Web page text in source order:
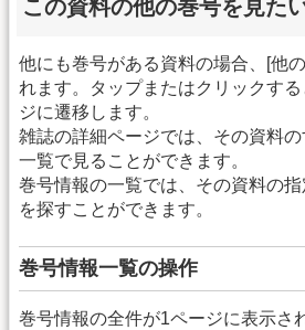
この資料の他の巻号を見た
他にも巻号がある資料の場合、[他
れます。タップまたはクリックす
ジに遷移します。
雑誌の詳細ページでは、その資料
一覧で見ることができます。
巻号情報の一覧では、その資料の
を探すことができます。
巻号情報一覧の操作
巻号情報の全件が1ページに表示さ